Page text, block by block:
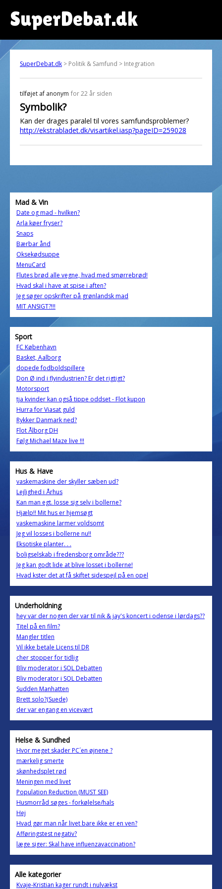
SuperDebat.dk
SuperDebat.dk > Politik & Samfund > Integration
tilføjet af anonym for 22 år siden
Symbolik?
Kan der drages paralel til vores samfundsproblemer?
http://ekstrabladet.dk/visartikel.iasp?pageID=259028
Mad & Vin
Date og mad - hvilken?
Arla køer fryser?
Snaps
Bærbar ånd
Oksekødsuppe
MenuCard
Flutes brød alle vegne, hvad med smørrebrød!
Hvad skal i have at spise i aften?
Jeg søger opskrifter på grønlandsk mad
MIT ANSIGT?!!!
Sport
FC København
Basket, Aalborg
dopede fodboldspillere
Don Ø ind i flyindustrien? Er det rigtigt?
Motorsport
tja kvinder kan også tippe oddset - Flot kupon
Hurra for Viasat guld
Rykker Danmark ned?
Flot Ålborg DH
Følg Michael Maze live !!!
Hus & Have
vaskemaskine der skyller sæben ud?
Lejlighed i Århus
Kan man egt. losse sig selv i bollerne?
Hjælp!! Mit hus er hjemsøgt
vaskemaskine larmer voldsomt
Jeg vil losses i bollerne nu!!
Eksotiske planter. . .
boligselskab i fredensborg område???
Jeg kan godt lide at blive losset i bollerne!
Hvad kster det at få skiftet sidespejl på en opel
Underholdning
hey var der nogen der var til nik & jay's koncert i odense i lørdags??
Titel på en film?
Mangler titlen
Vil ikke betale Licens til DR
cher stopper for tidlig
Bliv moderator i SOL Debatten
Bliv moderator i SOL Debatten
Sudden Manhatten
Brett solo?(Suede)
der var engang en vicevært
Helse & Sundhed
Hvor meget skader PC´en øjnene ?
mærkelig smerte
skønhedsplet rød
Meningen med livet
Population Reduction (MUST SEE)
Husmorråd søges - forkølelse/hals
Hej
Hvad gør man når livet bare ikke er en ven?
Afføringstest negativ?
læge siger: Skal have influenzavaccination?
Alle kategorier
Kvaje-Kristian kager rundt i nulvækst